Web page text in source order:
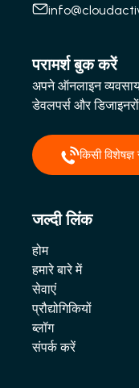
परामर्श बुक करें
अपने ऑनलाइन व्यवसाय
डेवलपर्स और
किसी
जल्दी लिंक
होम
हमारे बारे में
सेवाएं
प्रौद्योगिकियों
ब्लॉग
संपर्क करें